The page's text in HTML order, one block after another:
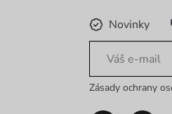
Novinky
Zásady ochrany